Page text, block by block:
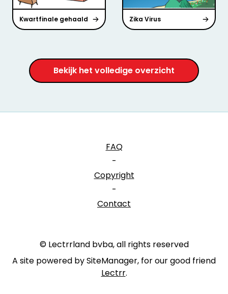
Kwartfinale gehaald Zika Virus
Bekijk het volledige overzicht
FAQ
-
Copyright
-
Contact
© Lectrrland bvba, all rights reserved
A site powered by SiteManager, for our good friend
Lectrr.